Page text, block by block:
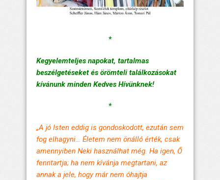
*
Kegyelemteljes napokat, tartalmas
beszélgetéseket és örömteli találkozásokat
kívánunk minden Kedves Hívünknek!
*
„A jó Isten eddig is gondoskodott, ezután sem
fog elhagyni… Életem nem önálló érték, csak
amennyiben Neki használhat még. Ha igen, Ő
fenntartja; ha nem kívánja megtartani, az
annak a jele, hogy már nem óhajtja